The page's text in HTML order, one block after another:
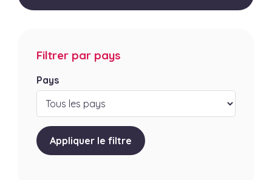
Filtrer par pays
Pays
Appliquer le filtre